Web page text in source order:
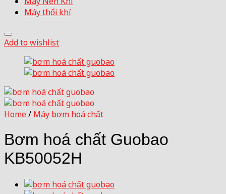
Máy thổi khí
Add to wishlist
Home/ Máy bơm hoá chất
Bơm hoá chất Guobao
KB50052H